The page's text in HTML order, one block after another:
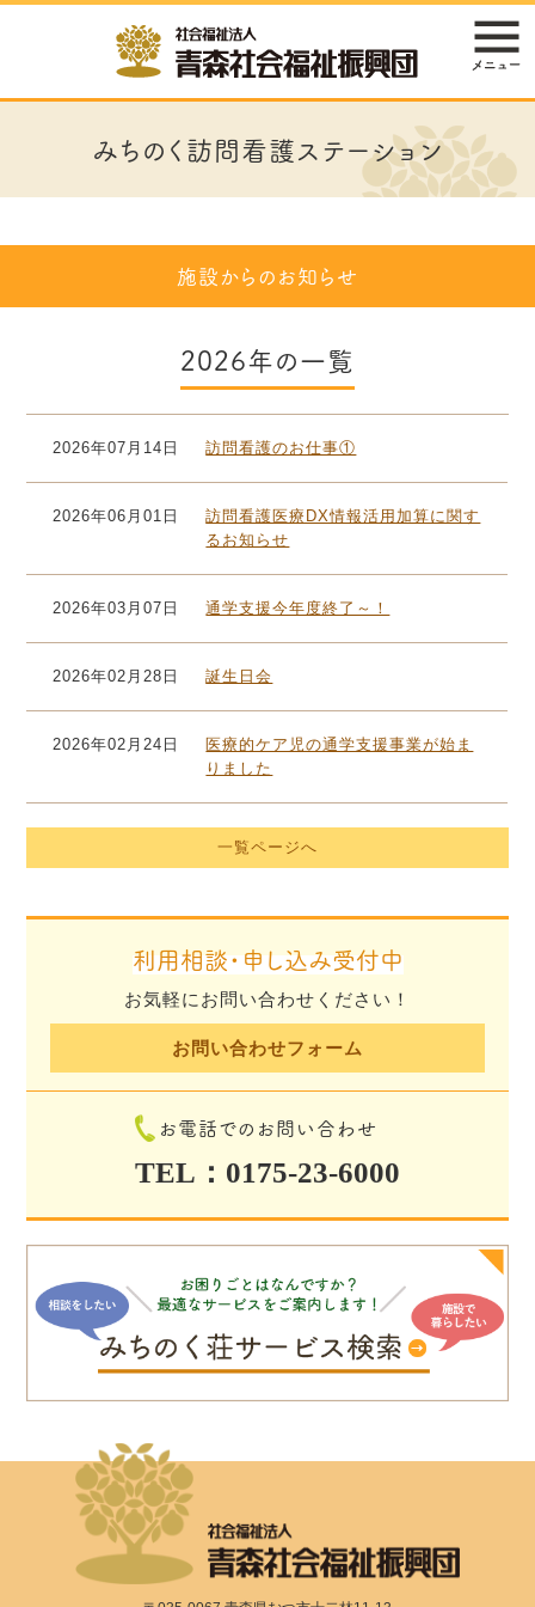
みちのく訪問看護ステーション
施設からのお知らせ
2026年の一覧
2026年07月14日 訪問看護のお仕事①
2026年06月01日
訪問看護医療DX情報活用加算に関す
るお知らせ
2026年03月07日 通学支援今年度終了～！
2026年02月28日 誕生日会
2026年02月24日
医療的ケア児の通学支援事業が始ま
りました
一覧ページへ
利用相談・申し込み受付中
お気軽にお問い合わせください！
お問い合わせフォーム
お電話でのお問い合わせ
TEL：0175-23-6000